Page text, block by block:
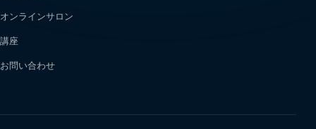
オンラインサロン
講座
お問い合わせ